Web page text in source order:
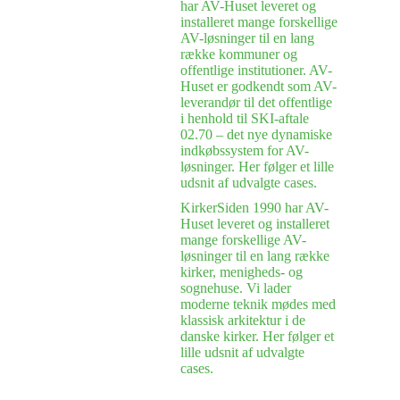
har AV-Huset leveret og
installeret mange forskellige
AV-løsninger til en lang
række kommuner og
offentlige institutioner. AV-
Huset er godkendt som AV-
leverandør til det offentlige
i henhold til SKI-aftale
02.70 – det nye dynamiske
indkøbssystem for AV-
løsninger. Her følger et lille
udsnit af udvalgte cases.
KirkerSiden 1990 har AV-
Huset leveret og installeret
mange forskellige AV-
løsninger til en lang række
kirker, menigheds- og
sognehuse. Vi lader
moderne teknik mødes med
klassisk arkitektur i de
danske kirker. Her følger et
lille udsnit af udvalgte
cases.